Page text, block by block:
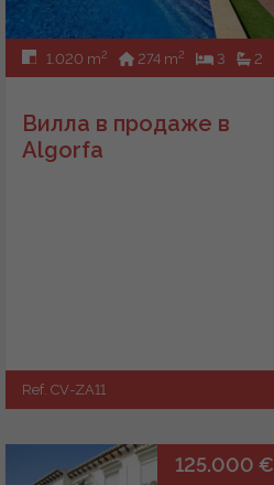
1.020 m2 274 m2 3 2
Вилла в продаже в
Algorfa
Ref. CV-ZA11
125.000 €